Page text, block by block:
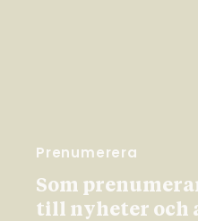
Prenumerera
Som
till nyheter och